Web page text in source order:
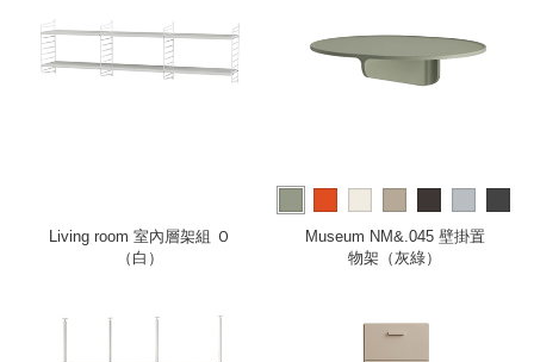
Living room 室內層架組 Ｏ
（白）
more
Museum NM&.045 壁掛置
物架（灰綠）